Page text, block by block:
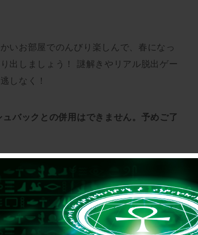
いお部屋でのんびり楽しんで、春になっ
出しましょう！ 謎解きやリアル脱出ゲー
しなく！
バックとの併用はできません。予めご了
年2月25日（金）18:00〜3月18日